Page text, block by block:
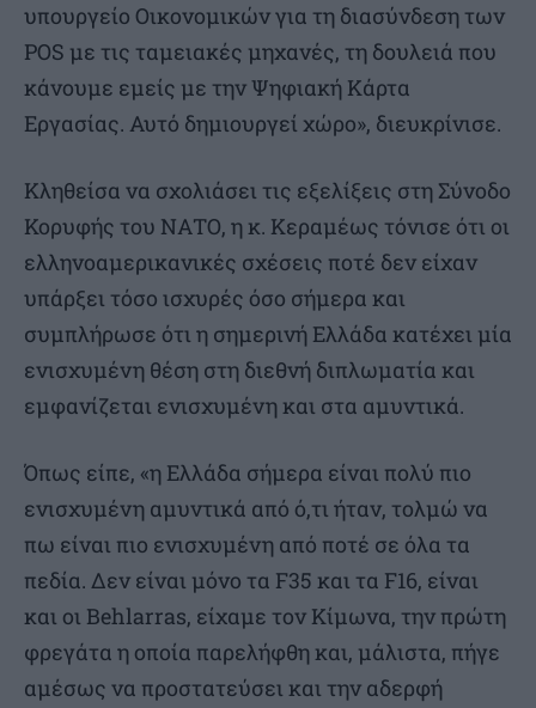
υπουργείο Οικονομικών για τη διασύνδεση των
POS με τις ταμειακές μηχανές, τη δουλειά που
κάνουμε εμείς με την Ψηφιακή Κάρτα
Εργασίας. Αυτό δημιουργεί χώρο», διευκρίνισε.
Κληθείσα να σχολιάσει τις εξελίξεις στη Σύνοδο
Κορυφής του ΝΑΤΟ, η κ. Κεραμέως τόνισε ότι οι
ελληνοαμερικανικές σχέσεις ποτέ δεν είχαν
υπάρξει τόσο ισχυρές όσο σήμερα και
συμπλήρωσε ότι η σημερινή Ελλάδα κατέχει μία
ενισχυμένη θέση στη διεθνή διπλωματία και
εμφανίζεται ενισχυμένη και στα αμυντικά.
Όπως είπε, «η Ελλάδα σήμερα είναι πολύ πιο
ενισχυμένη αμυντικά από ό,τι ήταν, τολμώ να
πω είναι πιο ενισχυμένη από ποτέ σε όλα τα
πεδία. Δεν είναι μόνο τα F35 και τα F16, είναι
και οι Behlarras, είχαμε τον Κίμωνα, την πρώτη
φρεγάτα η οποία παρελήφθη και, μάλιστα, πήγε
αμέσως να προστατεύσει και την αδερφή